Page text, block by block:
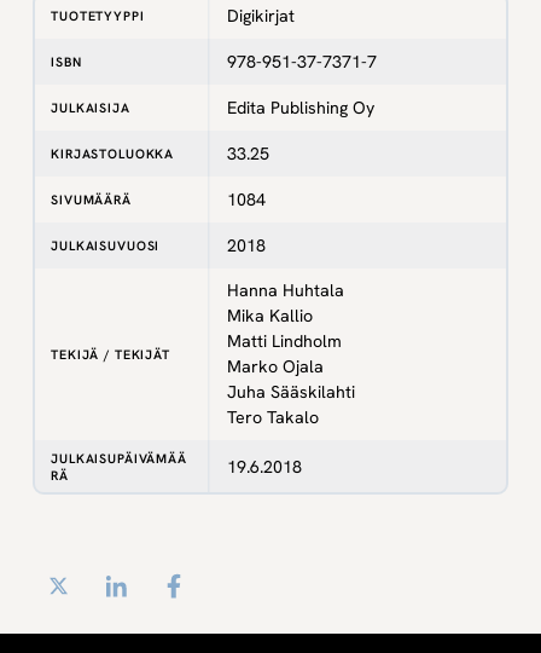
TUOTETYYPPI Digikirjat
ISBN 978-951-37-7371-7
JULKAISIJA Edita Publishing Oy
KIRJASTOLUOKKA 33.25
SIVUMÄÄRÄ 1084
JULKAISUVUOSI 2018
TEKIJÄ / TEKIJÄT
Hanna Huhtala
Mika Kallio
Matti Lindholm
Marko Ojala
Juha Sääskilahti
Tero Takalo
JULKAISUPÄIVÄMÄÄ
RÄ
19.6.2018
Twitter LinkedIn